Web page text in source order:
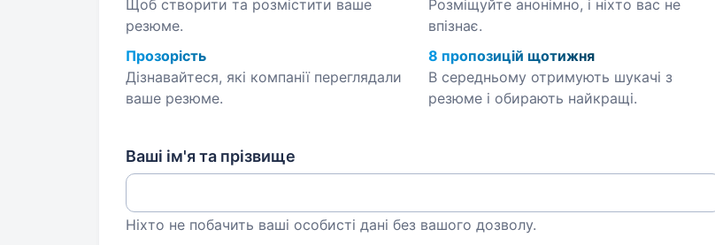
Щоб створити та розмістити ваше
резюме.
Розміщуйте анонімно, і ніхто вас не
впізнає.
Прозорість
Дізнавайтеся, які компанії переглядали
ваше резюме.
8 пропозицій щотижня
В середньому отримують шукачі з
резюме і обирають найкращі.
Ваші ім'я та прізвище
Ніхто не побачить ваші особисті дані без вашого дозволу.